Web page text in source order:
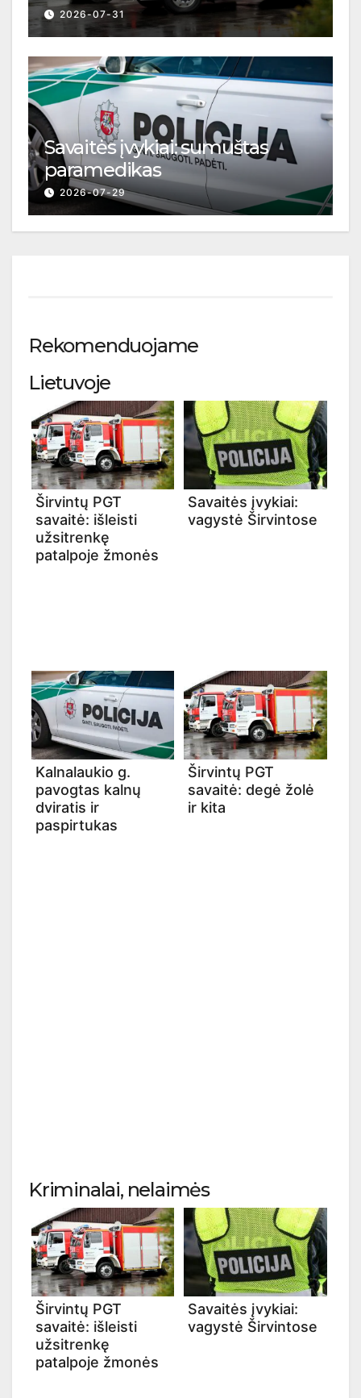
2026-07-31
Savaitės įvykiai: sumuštas
paramedikas
2026-07-29
Rekomenduojame
Lietuvoje
Širvintų PGT
savaitė: išleisti
užsitrenkę
patalpoje žmonės
Savaitės įvykiai:
vagystė Širvintose
Kalnalaukio g.
pavogtas kalnų
dviratis ir
paspirtukas
Širvintų PGT
savaitė: degė žolė
ir kita
Kriminalai, nelaimės
Širvintų PGT
savaitė: išleisti
užsitrenkę
patalpoje žmonės
Savaitės įvykiai:
vagystė Širvintose